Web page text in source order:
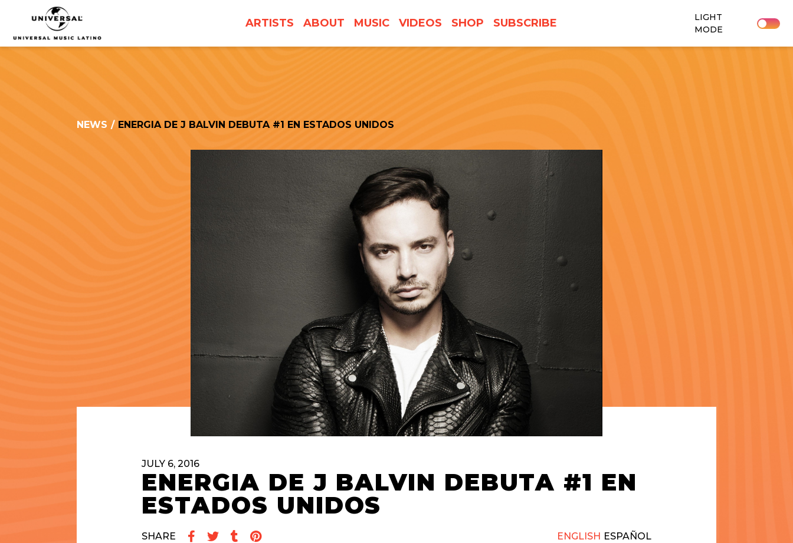
UNIVERSAL
MUSICA
ARTISTS ABOUT MUSIC VIDEOS SHOP SUBSCRIBE
LIGHT
MODE
NEWS / ENERGIA DE J BALVIN DEBUTA #1 EN ESTADOS UNIDOS
JULY 6, 2016
ENERGIA DE J BALVIN DEBUTA #1 EN
ESTADOS UNIDOS
SHARE ENGLISH ESPAÑOL